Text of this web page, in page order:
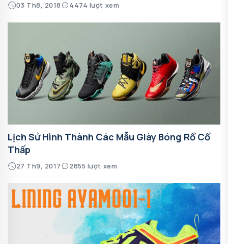
03 Th8, 2018 4474 lượt xem
Lịch Sử Hình Thành Các Mẫu Giày Bóng Rổ Cổ
Thấp
27 Th9, 2017 2855 lượt xem